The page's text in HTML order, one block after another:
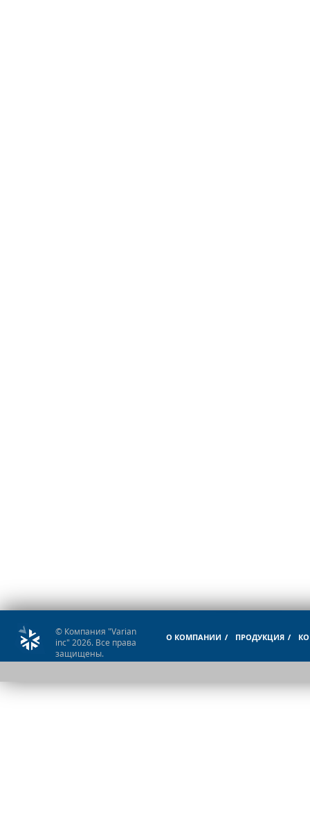
© Компания "Varian
inc" 2026. Все права
защищены.
О КОМПАНИИ ПРОДУКЦИЯ